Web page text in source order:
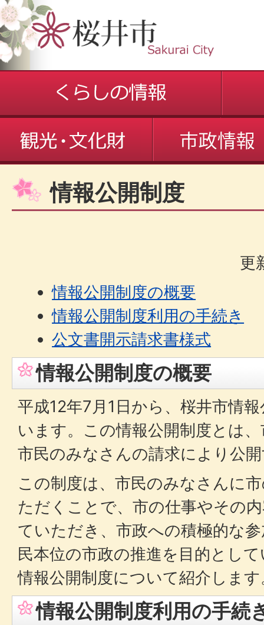
情報公開制度
更
情報公開制度の概要
情報公開制度利用の手続き
公文書開示請求書様式
情報公開制度の概要
平成12年7月1日から、桜井市情
います。この情報公開制度とは
市民のみなさんの請求により公
この制度は、市民のみなさんに
ただくことで、市の仕事やその
ていただき、市政への積極的な
民本位の市政の推進を目的とし
情報公開制度について紹介します
情報公開制度利用の手続